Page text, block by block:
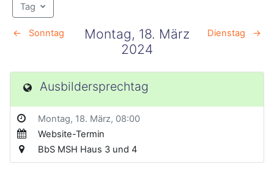
Tag
← Sonntag
Montag, 18. März
2024
Dienstag →
Ausbildersprechtag
Montag, 18. März, 08:00
Website-Termin
BbS MSH Haus 3 und 4